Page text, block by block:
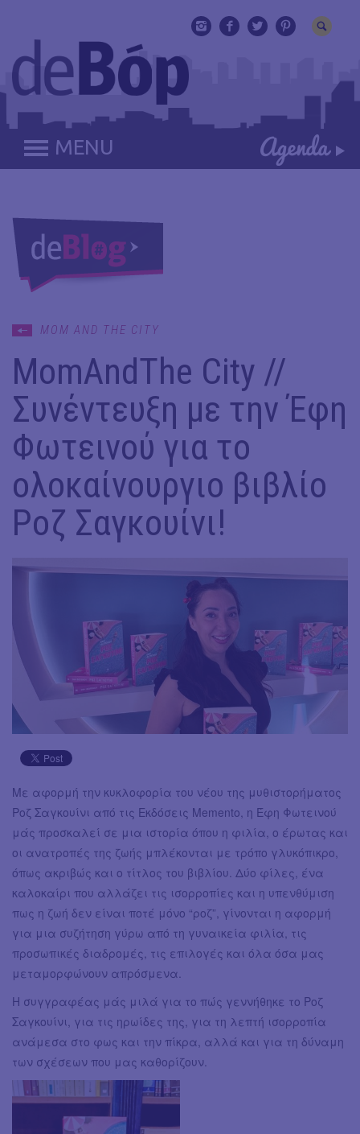
MENU
MOM AND THE CITY
MomAndThe City //
Συνέντευξη με την Έφη
Φωτεινού για το
ολοκαίνουργιο βιβλίο
Ροζ Σαγκουίνι!
Με αφορμή την κυκλοφορία του νέου της μυθιστορήματος
Ροζ Σαγκουίνι από τις Εκδόσεις Memento, η Έφη Φωτεινού
μάς προσκαλεί σε μια ιστορία όπου η φιλία, ο έρωτας και
οι ανατροπές της ζωής μπλέκονται με τρόπο γλυκόπικρο,
όπως ακριβώς και ο τίτλος του βιβλίου. Δύο φίλες, ένα
καλοκαίρι που αλλάζει τις ισορροπίες και η υπενθύμιση
πως η ζωή δεν είναι ποτέ μόνο “ροζ”, γίνονται η αφορμή
για μια συζήτηση γύρω από τη γυναικεία φιλία, τις
προσωπικές διαδρομές, τις επιλογές και όλα όσα μας
μεταμορφώνουν απρόσμενα.
Η συγγραφέας μάς μιλά για το πώς γεννήθηκε το Ροζ
Σαγκουίνι, για τις ηρωίδες της, για τη λεπτή ισορροπία
ανάμεσα στο φως και την πίκρα, αλλά και για τη δύναμη
των σχέσεων που μας καθορίζουν.